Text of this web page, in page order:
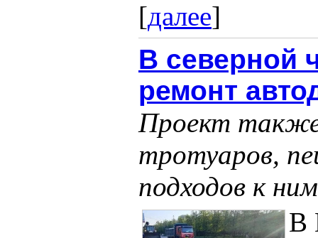
[далее]
В северной
ремонт
Проект
тротуаров,
подходов к ним
В